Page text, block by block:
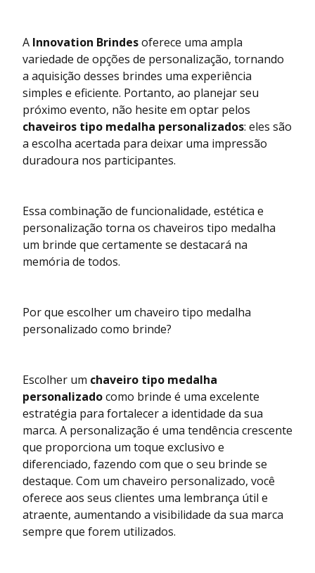
A Innovation Brindesoferece uma ampla
variedade de opções de personalização, tornando
a aquisição desses brindes uma experiência
simples e eficiente. Portanto, ao planejar seu
próximo evento, não hesite em optar pelos
chaveiros tipo medalha personalizados: eles são
a escolha acertada para deixar uma impressão
duradoura nos participantes.
Essa combinação de funcionalidade, estética e
personalização torna os chaveiros tipo medalha
um brinde que certamente se destacará na
memória de todos.
Por que escolher um chaveiro tipo medalha
personalizado como brinde?
Escolher um chaveiro tipo medalha
personalizadocomo brinde é uma excelente
estratégia para fortalecer a identidade da sua
marca. A personalização é uma tendência crescente
que proporciona um toque exclusivo e
diferenciado, fazendo com que o seu brinde se
destaque. Com um chaveiro personalizado, você
oferece aos seus clientes uma lembrança útil e
atraente, aumentando a visibilidade da sua marca
sempre que forem utilizados.